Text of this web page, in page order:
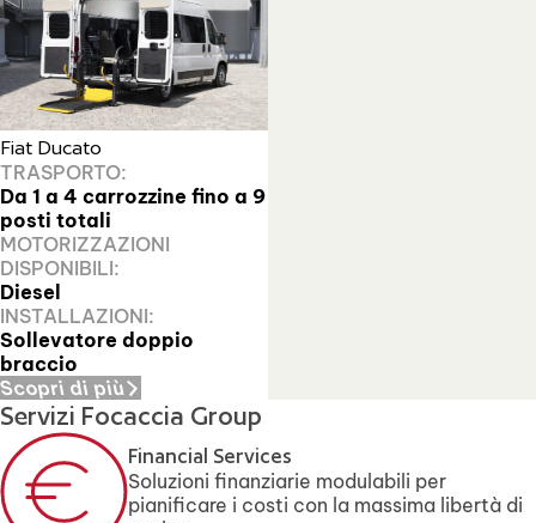
Fiat Ducato
TRASPORTO:
Da 1 a 4 carrozzine fino a 9
posti totali
MOTORIZZAZIONI
DISPONIBILI:
Diesel
INSTALLAZIONI:
Sollevatore doppio
braccio
di più
Servizi Focaccia Group
Financial Services
Soluzioni finanziarie modulabili per
pianificare i costi con la massima libertà di